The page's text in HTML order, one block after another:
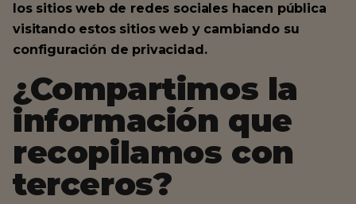
los sitios web de redes sociales hacen pública
visitando estos sitios web y cambiando su
configuración de privacidad.
¿Compartimos la
información que
recopilamos con
terceros?